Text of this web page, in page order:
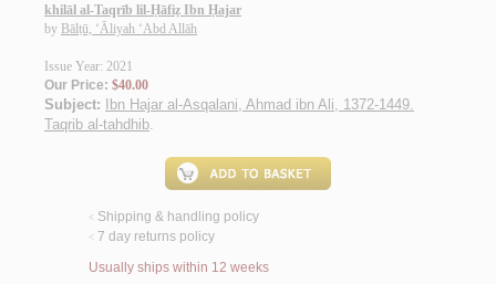
khilāl al-Taqrīb lil-Ḥāfiẓ Ibn Ḥajar
by Bālṭū, ‘Āliyah ‘Abd Allāh
Issue Year: 2021
Our Price: $40.00
Subject:
Ibn Hajar al-Asqalani, Ahmad ibn Ali, 1372-1449.
Taqrib al-tahdhib.
< Shipping & handling policy
< 7 day returns policy
Usually ships within 12 weeks